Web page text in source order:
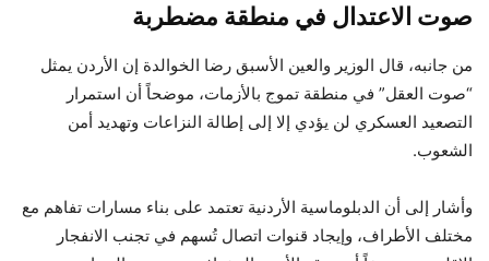
صوت الاعتدال في منطقة مضطربة
من جانبه، قال الوزير والعين الأسبق رضا الخوالدة إن الأردن يمثل
“صوت العقل” في منطقة تموج بالأزمات، موضحاً أن استمرار
التصعيد العسكري لن يؤدي إلا إلى إطالة النزاعات وتهديد أمن
الشعوب.
وأشار إلى أن الدبلوماسية الأردنية تعتمد على بناء مسارات تفاهم مع
مختلف الأطراف، وإيجاد قنوات اتصال تُسهم في تجنب الانفجار